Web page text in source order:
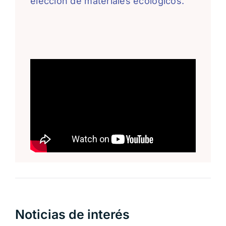
Noticias de interés